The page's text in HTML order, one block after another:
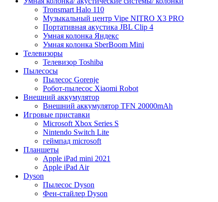
Tronsmart Halo 110
Музыкальный центр Vipe NITRO X3 PRO
Портативная акустика JBL Clip 4
Умная колонка Яндекс
Умная колонка SberBoom Mini
Телевизоры
Телевизор Toshiba
Пылесосы
Пылесос Gorenje
Робот-пылесос Xiaomi Robot
Внешний аккумулятор
Внешний аккумулятор TFN 20000mAh
Игровые приставки
Microsoft Xbox Series S
Nintendo Switch Lite
геймпад microsoft
Планшеты
Apple iPad mini 2021
Apple iPad Air
Dyson
Пылесос Dyson
Фен-стайлер Dyson